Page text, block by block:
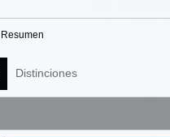
Resumen
Distinciones